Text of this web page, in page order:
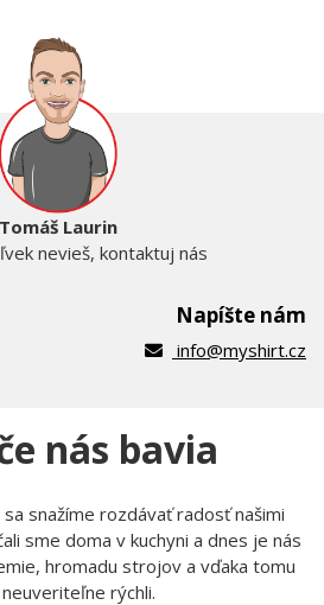
Tomáš Laurin
nevieš, kontaktuj nás
Napíšte nám
info@myshirt.cz
nás bavia
snažíme rozdávať radosť našimi
sme doma v kuchyni a dnes je nás
hromadu strojov a vďaka tomu
rýchli.